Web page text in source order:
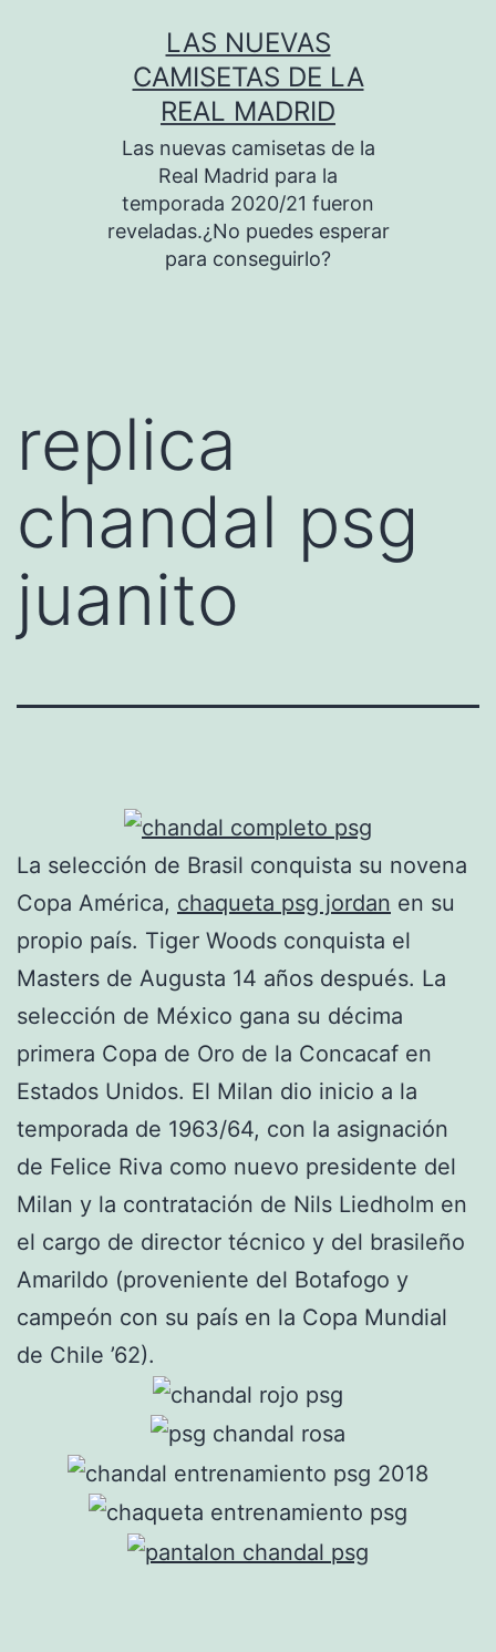
LAS NUEVAS
CAMISETAS DE LA
REAL MADRID
Las nuevas camisetas de la
Real Madrid para la
temporada 2020/21 fueron
reveladas.¿No puedes esperar
para conseguirlo?
replica
chandal psg
juanito
La selección de Brasil conquista su novena
Copa América, chaqueta psg jordan en su
propio país. Tiger Woods conquista el
Masters de Augusta 14 años después. La
selección de México gana su décima
primera Copa de Oro de la Concacaf en
Estados Unidos. El Milan dio inicio a la
temporada de 1963/64, con la asignación
de Felice Riva como nuevo presidente del
Milan y la contratación de Nils Liedholm en
el cargo de director técnico y del brasileño
Amarildo (proveniente del Botafogo y
campeón con su país en la Copa Mundial
de Chile ’62).